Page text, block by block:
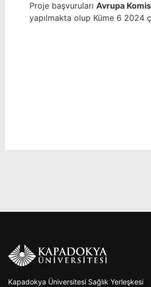
Proje başvuruları Avrupa
yapılmakta olup Küme 6 2024
Kapadokya Üniversitesi Sağlık Yerleşkesi